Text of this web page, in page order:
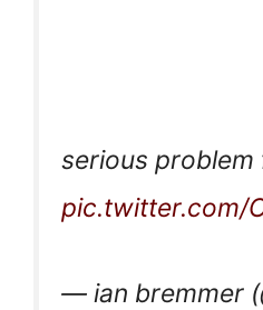
serious problem
pic.twitter.com/
— ian bremmer